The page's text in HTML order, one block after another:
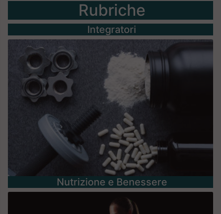
Rubriche
Integratori
Nutrizione e Benessere